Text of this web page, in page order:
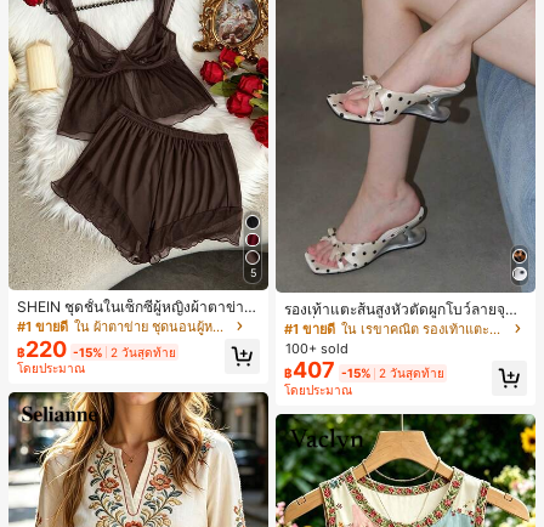
5
SHEIN ชุดชั้นในเซ็กซี่ผู้หญิงผ้าตาข่าย
มีโครงคัพบาง
#1 ขายดี ใน ผ้าตาข่าย ชุดนอนผู้หญิง
฿220 -15% 2 วันสุดท้าย
โดยประมาณ
รองเท้าแตะส้นสูงหัวตัดผูกโบว์ลายจุดส
ายเดี่ยวส้นไม่สมมาตรสำหรับผู้หญิง, รอ
งเท้าแตะส้นสูงหนังเทียมสีขาวหรูหรา
สำหรับฤดูร้อน
#1 ขายดี
ใน เรขาคณิต รองเท้าแตะส้นสูงผู้หญิง
100+ sold
฿407 -15% 2 วันสุดท้าย
โดยประมาณ